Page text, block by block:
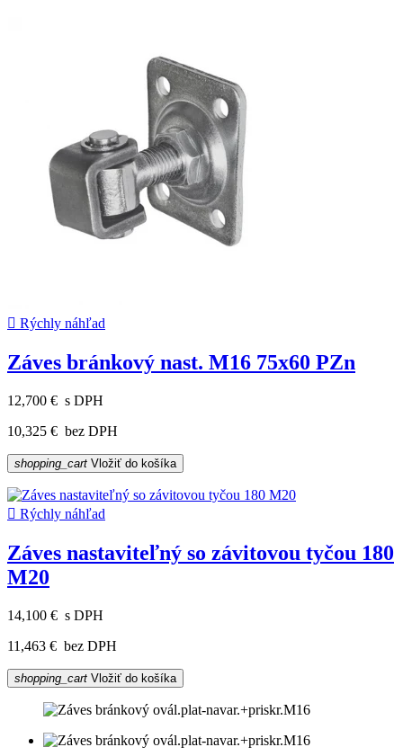
 Rýchly náhľad
Záves bránkový nast. M16 75x60 PZn
12,700 € s DPH
10,325 € bez DPH
shopping_cart Vložiť do košíka
 Rýchly náhľad
Záves nastaviteľný so závitovou tyčou 180
M20
14,100 € s DPH
11,463 € bez DPH
shopping_cart Vložiť do košíka